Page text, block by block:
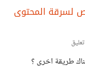
لسرقة المحتوى
طريقة اخرى ؟